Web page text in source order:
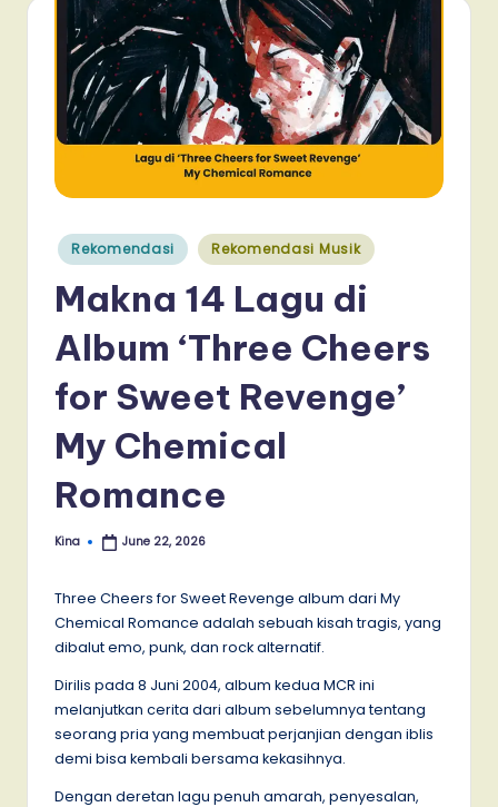
Posted
in
Rekomendasi Rekomendasi Musik
Makna 14 Lagu di
Album ‘Three Cheers
for Sweet Revenge’
My Chemical
Romance
Posted
Kina June 22, 2026
Three Cheers for Sweet Revenge album dari My
Chemical Romance adalah sebuah kisah tragis, yang
dibalut emo, punk, dan rock alternatif.
Dirilis pada 8 Juni 2004, album kedua MCR ini
melanjutkan cerita dari album sebelumnya tentang
seorang pria yang membuat perjanjian dengan iblis
demi bisa kembali bersama kekasihnya.
Dengan deretan lagu penuh amarah, penyesalan,